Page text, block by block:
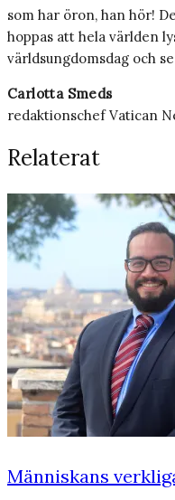
som har öron, han hör!
hoppas att hela världen
världsungdomsdag och
Carlotta Smeds
redaktionschef Vatican
Relaterat
Människans